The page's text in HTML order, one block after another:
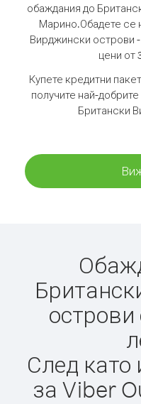
обаждания до
Марино.Обадете се
Вирджински острови
цени от
Купете кредитни
получите най-
Британски
След като
за Viber